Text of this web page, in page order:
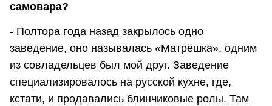
самовара?
- Полтора года назад закрылось одно
заведение, оно называлась «Матрёшка», одним
из совладельцев был мой друг. Заведение
специализировалось на русской кухне, где,
кстати, и продавались блинчиковые ролы. Там